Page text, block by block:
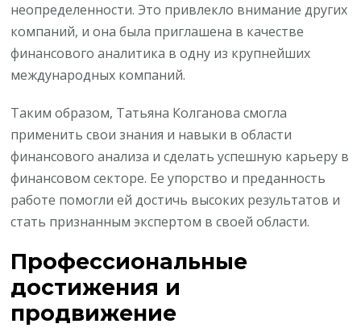
неопределенности. Это привлекло внимание других
компаний, и она была приглашена в качестве
финансового аналитика в одну из крупнейших
международных компаний.
Таким образом, Татьяна Колганова смогла
применить свои знания и навыки в области
финансового анализа и сделать успешную карьеру в
финансовом секторе. Ее упорство и преданность
работе помогли ей достичь высоких результатов и
стать признанным экспертом в своей области.
Профессиональные
достижения и
продвижение